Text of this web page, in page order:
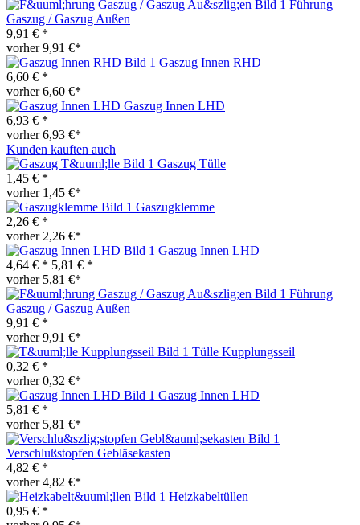
Führung
Gaszug / Gaszug Außen
9,91 € *
vorher 9,91 €*
Gaszug Innen RHD
6,60 € *
vorher 6,60 €*
Gaszug Innen LHD
6,93 € *
vorher 6,93 €*
Kunden kauften auch
Gaszug Tülle
1,45 € *
vorher 1,45 €*
Gaszugklemme
2,26 € *
vorher 2,26 €*
Gaszug Innen LHD
4,64 € * 5,81 € *
vorher 5,81 €*
Führung
Gaszug / Gaszug Außen
9,91 € *
vorher 9,91 €*
Tülle Kupplungsseil
0,32 € *
vorher 0,32 €*
Gaszug Innen LHD
5,81 € *
vorher 5,81 €*
Verschlußstopfen Gebläsekasten
4,82 € *
vorher 4,82 €*
Heizkabeltüllen
0,95 € *